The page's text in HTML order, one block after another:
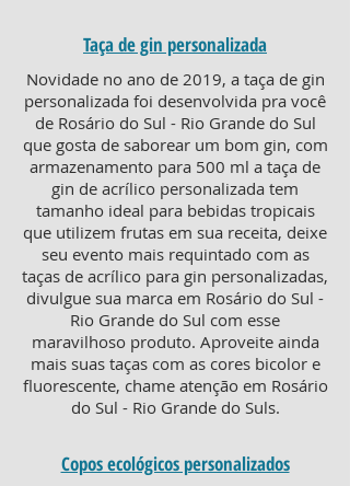
Taça de gin personalizada
Novidade no ano de 2019, a taça de gin
personalizada foi desenvolvida pra você
de Rosário do Sul - Rio Grande do Sul
que gosta de saborear um bom gin, com
armazenamento para 500 ml a taça de
gin de acrílico personalizada tem
tamanho ideal para bebidas tropicais
que utilizem frutas em sua receita, deixe
seu evento mais requintado com as
taças de acrílico para gin personalizadas,
divulgue sua marca em Rosário do Sul -
Rio Grande do Sul com esse
maravilhoso produto. Aproveite ainda
mais suas taças com as cores bicolor e
fluorescente, chame atenção em Rosário
do Sul - Rio Grande do Suls.
Copos ecológicos personalizados